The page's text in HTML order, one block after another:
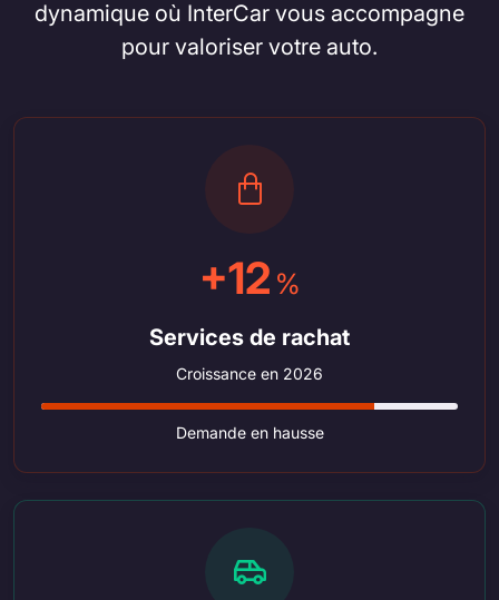
dynamique où InterCar vous accompagne
pour valoriser votre auto.
+12 %
Services de rachat
Croissance en 2026
Demande en hausse